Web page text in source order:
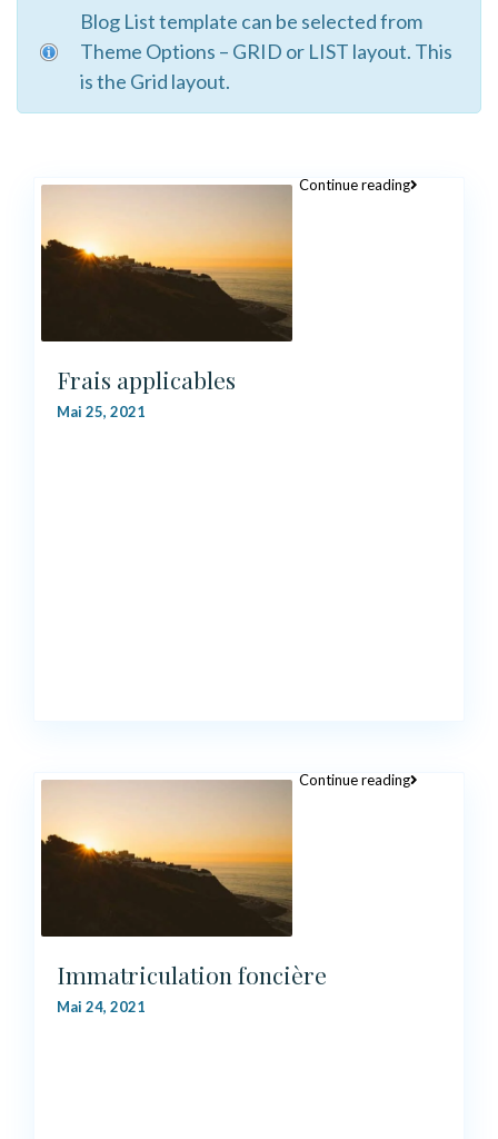
Blog List template can be selected from
Theme Options – GRID or LIST layout. This
is the Grid layout.
Frais applicables
Mai 25, 2021
Continue reading
Immatriculation foncière
Mai 24, 2021
Continue reading